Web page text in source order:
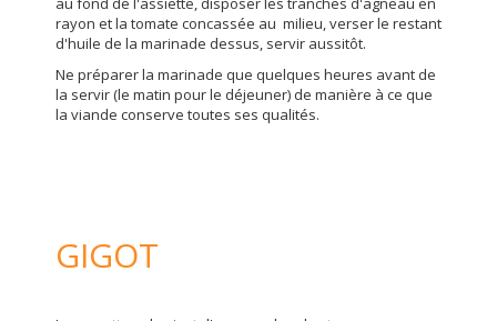
rayon et la tomate concassée au milieu, verser le restant
d'huile de la marinade dessus, servir aussitôt.
Ne préparer la marinade que quelques heures avant de
la servir (le matin pour le déjeuner) de manière à ce que
la viande conserve toutes ses qualités.
GIGOT